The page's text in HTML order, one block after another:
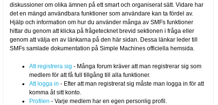
diskussioner om olika ämnen på ett smart och organiserat sätt. Vidare har
det en mängd användbara funktioner som användare kan ta fördel av.
Hjälp och information om hur du använder många av SMFs funktioner
hittar du genom att klicka på frågetecknet brevid sektionen i fråga eller
genom att välja en av länkarna på den här sidan. Dessa länkar leder till
SMFs samlade dokumentation på Simple Machines officiella hemsida.
Att registrera sig - Många forum kräver att man registrerar sig som
medlem för att få full tillgång till alla funktioner.
Att logga in - Efter att man registrerat sig måste man logga in för att
komma åt sitt konto.
Profilen - Varje medlem har en egen personlig profil.